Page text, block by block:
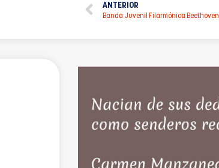
ANTERIOR
Banda Juvenil Filarmónica Beethoven